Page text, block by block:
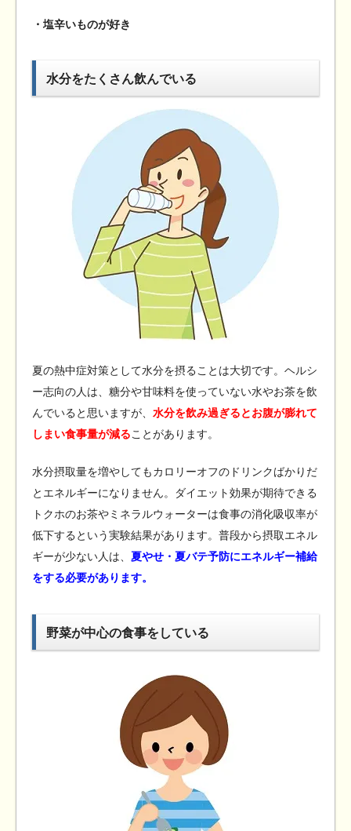
・塩辛いものが好き
水分をたくさん飲んでいる
夏の熱中症対策として水分を摂ることは大切です。ヘルシ
ー志向の人は、糖分や甘味料を使っていない水やお茶を飲
んでいると思いますが、 水分を飲み過ぎるとお腹が膨れて
しまい食事量が減ることがあります。
水分摂取量を増やしてもカロリーオフのドリンクばかりだ
とエネルギーになりません。ダイエット効果が期待できる
トクホのお茶やミネラルウォーターは食事の消化吸収率が
低下するという実験結果があります。普段から摂取エネル
ギーが少ない人は、 夏やせ・夏バテ予防にエネルギー補給
をする必要があります。
野菜が中心の食事をしている